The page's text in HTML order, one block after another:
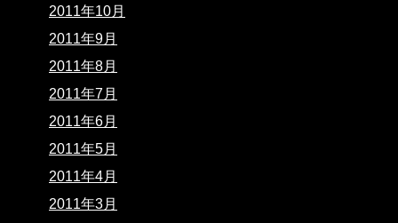
2011年10月
2011年9月
2011年8月
2011年7月
2011年6月
2011年5月
2011年4月
2011年3月